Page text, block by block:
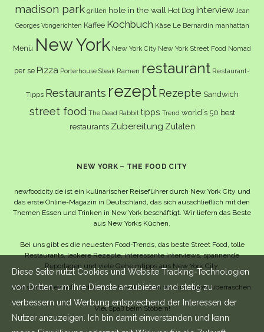
madison park grillen hole in the wall Hot Dog Interview Jean
Georges Vongerichten Kaffee Kochbuch Käse Le Bernardin manhattan
Menü New York New York City New York Street Food Nomad
per se Pizza Porterhouse Steak Ramen restaurant Restaurant-
Tipps Restaurants rezept Rezepte Sandwich
street food The Dead Rabbit tipps Trend world´s 50 best
restaurants Zubereitung Zutaten
NEW YORK – THE FOOD CITY
newfoodcity.de ist ein kulinarischer Reiseführer durch New York City und
das erste Online-Magazin in Deutschland, das sich ausschließlich mit den
Themen Essen und Trinken in New York beschäftigt. Wir liefern das Beste
aus New Yorks Küchen.
Bei uns gibt es die neuesten Food-Trends, das beste Street Food, tolle
Restaurants, leckere Rezepte, interessante Interviews, spannende
Reportagen und viele Geheimtipps aus New York City.
Und wahrscheinlich noch viel mehr – da lassen wir uns selbst überraschen.
Viel Spaß beim Stöbern!
Diese Seite nutzt Cookies und Website Tracking-Technologien
von Dritten, um ihre Dienste anzubieten und stetig zu
verbessern und Werbung entsprechend der Interessen der
Nutzer anzuzeigen. Ich bin damit einverstanden und kann